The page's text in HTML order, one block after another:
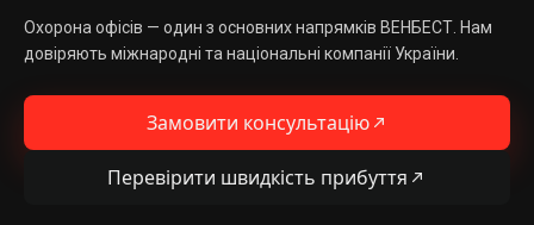
Охорона офісів — один з основних напрямків ВЕНБЕСТ. Нам
довіряють міжнародні та національні компанії України.
Замовити консультацію
Перевірити швидкість прибуття